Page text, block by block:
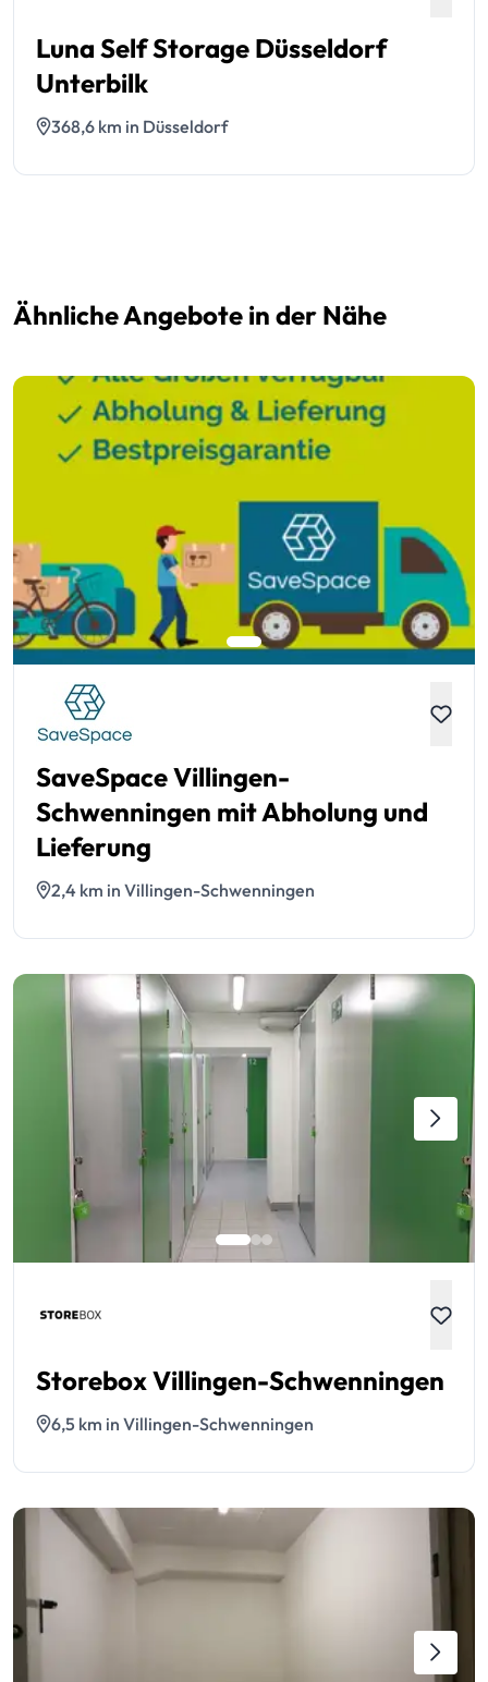
Luna Self Storage Düsseldorf
Unterbilk
368,6 km in Düsseldorf
Ähnliche Angebote in der Nähe
SaveSpace Villingen-
Schwenningen mit Abholung und
Lieferung
2,4 km in Villingen-Schwenningen
Storebox Villingen-Schwenningen
6,5 km in Villingen-Schwenningen